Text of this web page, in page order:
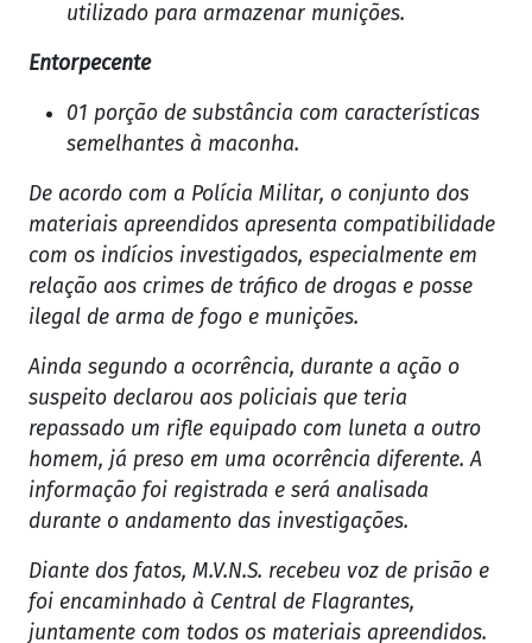
utilizado para armazenar munições.
Entorpecente
01 porção de substância com características
semelhantes à maconha.
De acordo com a Polícia Militar, o conjunto dos
materiais apreendidos apresenta compatibilidade
com os indícios investigados, especialmente em
relação aos crimes de tráfico de drogas e posse
ilegal de arma de fogo e munições.
Ainda segundo a ocorrência, durante a ação o
suspeito declarou aos policiais que teria
repassado um rifle equipado com luneta a outro
homem, já preso em uma ocorrência diferente. A
informação foi registrada e será analisada
durante o andamento das investigações.
Diante dos fatos, M.V.N.S. recebeu voz de prisão e
foi encaminhado à Central de Flagrantes,
juntamente com todos os materiais apreendidos.